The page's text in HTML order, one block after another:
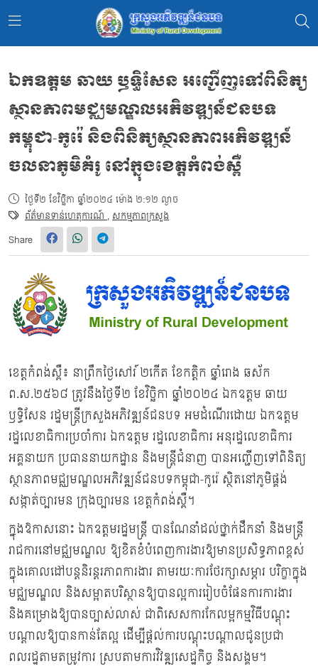
ឯកឧត្ដម ឆាយ ឫទ្ធិសែន អញ្ជើញទៅពិនិត្យ
ស្ថានភាពមជ្ឈមណ្ឌលអភិវឌ្ឍន៍ជនបទ
កម្ពុជា-កូរ៉េ និងពិនិត្យស្ថានភាពអភិវឌ្ឍន៍
ចលនាភូមិគំរូ នៅក្នុងខេត្តកំពង់ស្ពឺ
ថ្ងៃទី២ ខែវិច្ឆិកា ឆ្នាំ២០២៤ ម៉ោង ២:១២ ល្ងាច
ព័ត៌មានទាន់ហេតុការណ៍,សកម្មភាពក្រសួង
Share
ខេត្តកំពង់ស្ពឺ៖ នាព្រឹកថ្ងៃសៅរ៍ ២កើត ខែកត្ដិក ឆ្នាំរោង ឆស័ក
ព.ស.២៥៦៨ ត្រូវនឹងថ្ងៃទី២ ខែវិច្ឆិកា ឆ្នាំ២០២៤ ឯកឧត្ដម ឆាយ
ឫទ្ធិសែន រដ្ឋមន្រ្ដីក្រសួងអភិវឌ្ឍន៍ជនបទ អមដំណើរដោយ ឯកឧត្ដម
រដ្ឋលេខាធិការប្រចាំការ ឯកឧត្ដម រដ្ឋលេខាធិការ អនុរដ្ឋលេខាធិការ
អគ្គនាយក ប្រធាននាយកដ្ឋាន និងមន្ដ្រីជំនាញ បានអញ្ជើញទៅពិនិត្យ
ស្ថានភាពមជ្ឈមណ្ឌលអភិវឌ្ឍន៍ជនបទកម្ពុជា-កូរ៉េ ស្ថិតនៅភូមិផ្គង់
សង្កាត់ច្បារមន ក្រុងច្បារមន ខេត្តកំពង់ស្ពឺ។
ក្នុងឱកាសនោះ ឯកឧត្តមរដ្ឋមន្ដ្រី បានណែនាំដល់ថ្នាក់ដឹកនាំ និងមន្ដ្រី
រាជការនៅមជ្ឈមណ្ឌល ឱ្យខិតខំបំពេញការងារឱ្យមានប្រសិទ្ធភាពខ្ពស់
ក្នុងគោលដៅបន្ដនិរន្ដរភាពការងារ តាមរយៈការថែរក្សាសម្ភារ បរិក្ខាក្នុង
មជ្ឈមណ្ឌល និងសម្អាតបរិស្ថានឱ្យបានល្អការរៀបចំផែនការការងារ
និងគម្រោងឱ្យបានច្បាស់លាស់ ជាពិសេសការកែលម្អកម្មវិធីបណ្ដុះ
បណ្ដាលឱ្យបានកាន់តែល្អ ដើម្បីផ្ដល់ការបណ្ដុះបណ្ដាលជូនប្រជា
ពលរដ្ឋតាមតម្រូវការ ស្របតាមការវិវឌ្ឍសេដ្ឋកិច្ច និងសង្គម។